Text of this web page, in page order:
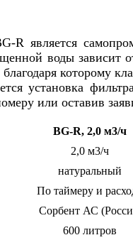
R является
воды зависит
которому
установка
или оставив
BG-R, 2,0 м3/ч
2,0 м3/ч
натуральный
По таймеру и
Сорбент АС
600 литров